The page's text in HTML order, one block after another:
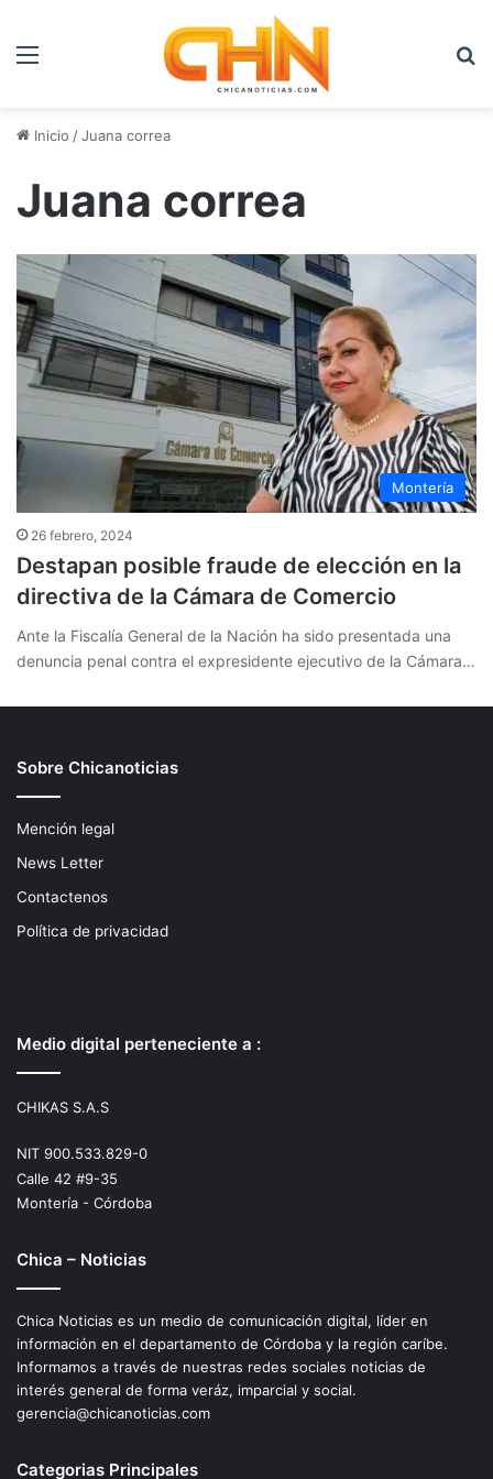
Menú
Inicio /Juana correa
Juana correa
Montería
26 febrero, 2024
Destapan posible fraude de elección en la
directiva de la Cámara de Comercio
Ante la Fiscalía General de la Nación ha sido presentada una
denuncia penal contra el expresidente ejecutivo de la Cámara…
Sobre Chicanoticias
Mención legal
News Letter
Contactenos
Política de privacidad
Medio digital perteneciente a :
CHIKAS S.A.S
NIT 900.533.829-0
Calle 42 #9-35
Montería - Córdoba
Chica – Noticias
Chica Noticias es un medio de comunicación digital, líder en
información en el departamento de Córdoba y la región caríbe.
Informamos a través de nuestras redes sociales noticias de
interés general de forma veráz, imparcial y social.
gerencia@chicanoticias.com
Categorias Principales